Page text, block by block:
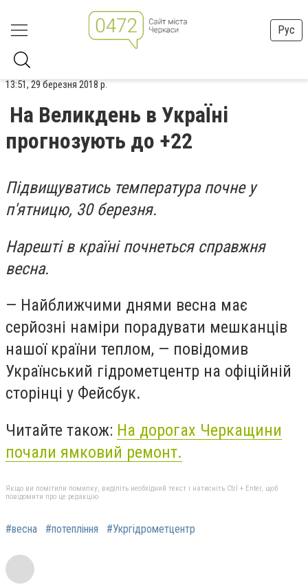
Рус
13:51, 29 березня 2018 р.
На Великдень в УкраЇні
прогнозують до +22
Підвищуватись температура почне у
п'ятницю, 30 березня.
Нарешті в країні почнеться справжня
весна.
— Найближчими днями весна має
серйозні наміри порадувати мешканців
нашої країни теплом, — повідомив
Український гідрометцентр на офіційній
сторінці у Фейсбук.
Читайте також: На дорогах Черкащини
почали ямковий ремонт.
Якщо ви помітили помилку, виділіть необхідний текст і натисніть Ctrl + Enter, щоб
повідомити про це редакцію
#весна #потепління #Укргідрометцентр